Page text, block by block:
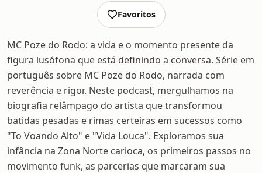
Favoritos
MC Poze do Rodo: a vida e o momento presente da
figura lusófona que está definindo a conversa. Série em
português sobre MC Poze do Rodo, narrada com
reverência e rigor. Neste podcast, mergulhamos na
biografia relâmpago do artista que transformou
batidas pesadas e rimas certeiras em sucessos como
"To Voando Alto" e "Vida Louca". Exploramos sua
infância na Zona Norte carioca, os primeiros passos no
movimento funk, as parcerias que marcaram sua